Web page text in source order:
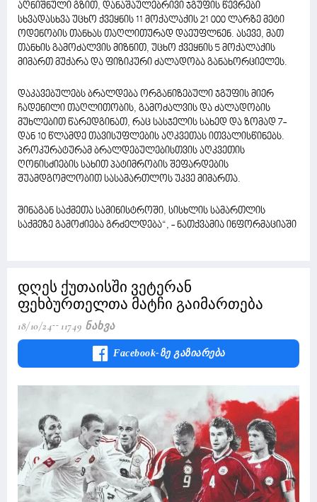
აღნიშნული გზით, დანაშაულებრივი ჯგუფის წევრები
სხვადასხვა უცხო ქვეყნის 11 მოქალაქის 21 000 ლარზე მეტი
ოდენობის თანხას თაღლითურად დაეუფლნენ. ასევე, მათ
თანხის გამოძალვის მიზნით, უცხო ქვეყნის 5 მოქალაქის
მიმართ მუქარა და ფიზიკური ძალადობა განახორციელეს.
დაკავებულებს ბრალდება ორგანიზებული ჯგუფის მიერ
ჩადენილი თაღლითობის, გამოძალვის და ძალადობის
მუხლებით წარედგინათ, რაც სასჯელის სახედ და ზომად 7-
დან 10 წლამდე თავისუფლების აღკვეთას ითვალისწინებს.
პროკურატურამ ბრალდებულებისთვის აღკვეთის
ღონისძიების სახით პატიმრობის შეფარდების
შუამდგომლობით სასამართლოს უკვე მიმართა.
შინაგან საქმეთა სამინისტროში, სისხლის სამართლის
საქმეზე გამოძიება გრძელდება“, - ნათქვამია ინფორმაციაში
დღეს ქუთაისში ვეტერან
ფეხბურთელთა მატჩი გაიმართება
18/10/24 11749 Ნახვა
Facebook-Ზე Გაზიარება